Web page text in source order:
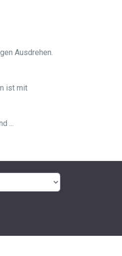
Ausdrehen.
ist mit
...